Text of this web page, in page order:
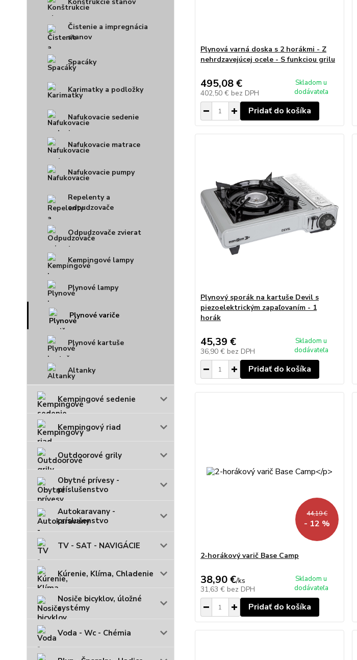
Čistenie a impregnácia
stanov
Spacáky
Karimatky a podložky
Nafukovacie sedenie
Nafukovacie matrace
Nafukovacie pumpy
Repelenty a
odpudzovače
Odpudzovače zvierat
Kempingové lampy
Plynové lampy
Plynové variče
Plynové kartuše
Altanky
Kempingové sedenie
Kempingový riad
Outdoorové grily
Obytné prívesy -
príslušenstvo
Autokaravany -
príslušenstvo
TV - SAT - NAVIGÁCIE
Kúrenie, Klíma, Chladenie
Nosiče bicyklov, úložné
systémy
Voda - Wc - Chémia
Plynová varná doska s 2 horákmi - Z
nehrdzavejúcej ocele - S funkciou grilu
495,08 €
402,50 € bez DPH
Skladom u
dodávateľa
Pridať do košíka
Plynový sporák na kartuše Devil s
piezoelektrickým zapaľovaním - 1
horák
45,39 €
36,90 € bez DPH
Skladom u
dodávateľa
Pridať do košíka
44,19 €
- 12 %
2-horákový varič Base Camp
38,90 €/ks
31,63 € bez DPH
Skladom u
dodávateľa
Pridať do košíka